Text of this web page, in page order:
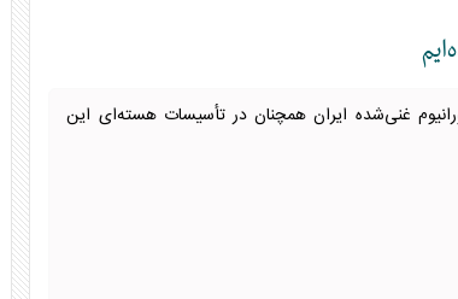
غنی‌شده ایران همچنان در تأسیسات هسته‌ای این